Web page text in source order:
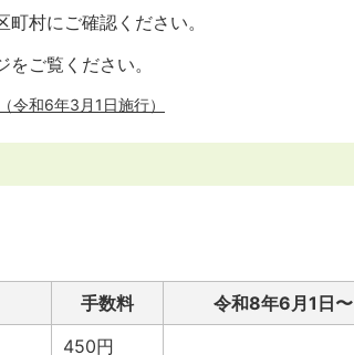
村にご確認ください。
ご覧ください。
令和6年3月1日施行）
手数料
令和8年6月1日〜
450円